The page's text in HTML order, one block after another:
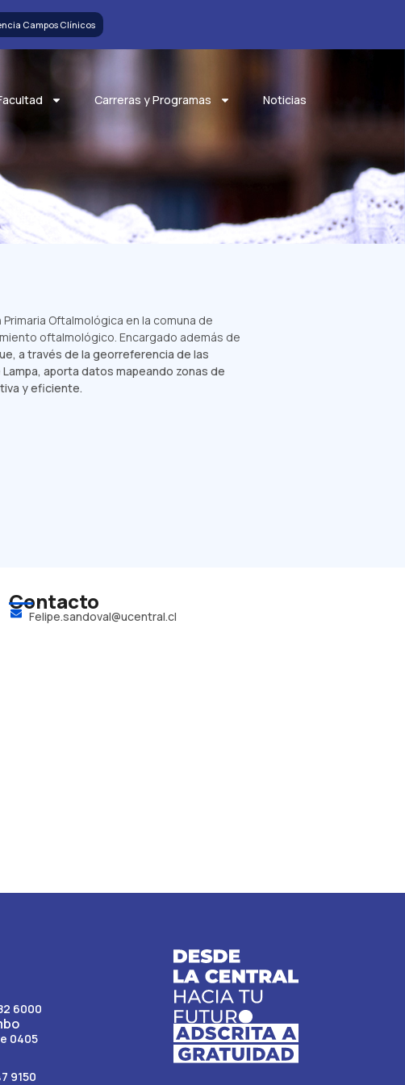
Campos Clínicos
Carreras y Programas Noticias
Oftalmológica en la comuna de
oftalmológico. Encargado además de
a través de la georreferencia de las
aporta datos mapeando zonas de
y eficiente.
Contacto
Felipe.sandoval@ucentral.cl
6000
0405
9150